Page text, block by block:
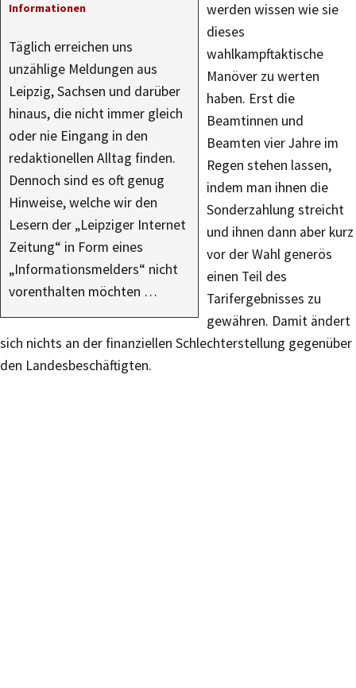
Informationen
Täglich erreichen uns
unzählige Meldungen aus
Leipzig, Sachsen und darüber
hinaus, die nicht immer gleich
oder nie Eingang in den
redaktionellen Alltag finden.
Dennoch sind es oft genug
Hinweise, welche wir den
Lesern der „Leipziger Internet
Zeitung“ in Form eines
„Informationsmelders“ nicht
vorenthalten möchten …
werden wissen wie sie
dieses
wahlkampftaktische
Manöver zu werten
haben. Erst die
Beamtinnen und
Beamten vier Jahre im
Regen stehen lassen,
indem man ihnen die
Sonderzahlung streicht
und ihnen dann aber kurz
vor der Wahl generös
einen Teil des
Tarifergebnisses zu
gewähren. Damit ändert
sich nichts an der finanziellen Schlechterstellung gegenüber
den Landesbeschäftigten.